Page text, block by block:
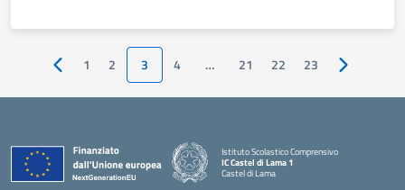
Pagina precedente
1 2 3 4 … 21 22 23 Pagina
Istituto Scolastico Comprensivo
IC Castel di Lama 1
Castel di Lama